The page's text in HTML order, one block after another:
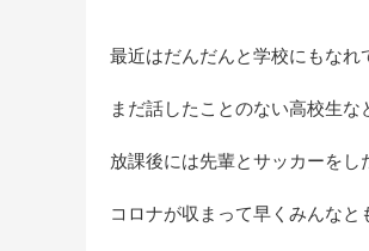
最近はだんだんと学校にもなれ
まだ話したことのない高校生な
放課後には先輩とサッカーをし
コロナが収まって早くみんなと